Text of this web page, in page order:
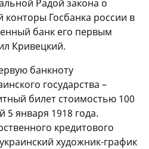
Радой закона о
Госбанка россии в
банк его первым
Кривецкий.
банкноту
государства –
билет стоимостью 100
января 1918 года.
кредитового
художник-график